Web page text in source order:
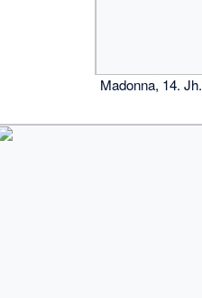
Madonna, 14. Jh.